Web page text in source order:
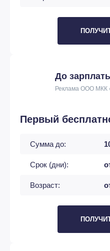
До
Реклама ООО МКК
Первый
Сумма до:
Срок (дни):
Возраст: